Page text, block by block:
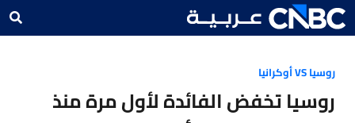
روسيا VS أوكرانيا
روسيا تخفض الفائدة لأول مرة منذ